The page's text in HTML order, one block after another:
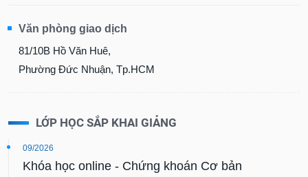
Văn phòng giao dịch
81/10B Hồ Văn Huê,
Phường Đức Nhuận, Tp.HCM
LỚP HỌC SẮP KHAI GIẢNG
09/2026
Khóa học online - Chứng khoán Cơ bản